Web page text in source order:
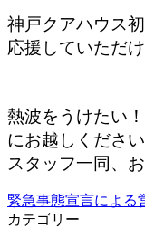
神戸クアハウス
応援していただ
熱波をうけたい
にお越しください
スタッフ一同、
緊急事態宣言によ
カテゴリー